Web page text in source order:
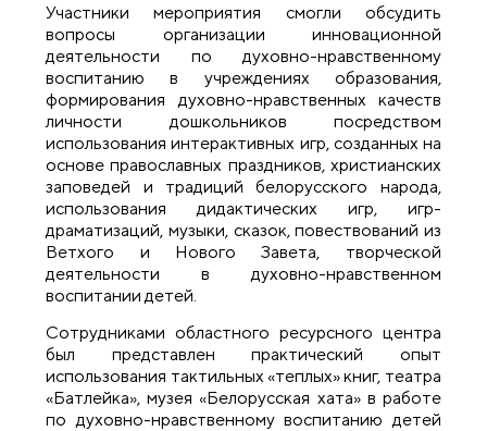
Участники мероприятия смогли обсудить
вопросы организации инновационной
деятельности по духовно-нравственному
воспитанию в учреждениях образования,
формирования духовно-нравственных качеств
личности дошкольников посредством
использования интерактивных игр, созданных на
основе православных праздников, христианских
заповедей и традиций белорусского народа,
использования дидактических игр, игр-
драматизаций, музыки, сказок, повествований из
Ветхого и Нового Завета, творческой
деятельности в духовно-нравственном
воспитании детей.
Сотрудниками областного ресурсного центра
был представлен практический опыт
использования тактильных «теплых» книг, театра
«Батлейка», музея «Белорусская хата» в работе
по духовно-нравственному воспитанию детей